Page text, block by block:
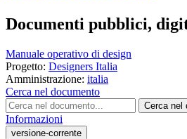
Documenti pubblici,
Manuale operativo di design
Progetto: Designers Italia
Amministrazione: italia
Cerca nel documento
Cerca nel
Informazioni
versione-corrente